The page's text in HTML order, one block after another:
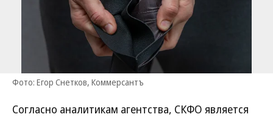
Фото: Егор Снетков, Коммерсантъ
Согласно аналитикам агентства, СКФО является